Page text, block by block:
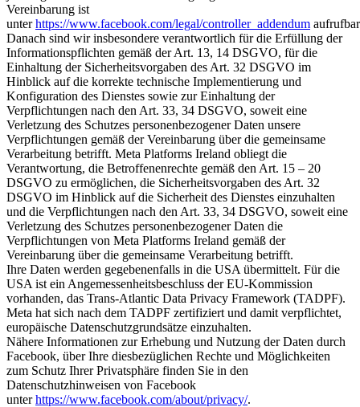
Vereinbarung ist
unterhttps://www.facebook.com/legal/controller_addendum
Danach sind wir insbesondere verantwortlich für die Erfüllung der
Informationspflichten gemäß der Art. 13, 14 DSGVO, für die
Einhaltung der Sicherheitsvorgaben des Art. 32 DSGVO im
Hinblick auf die korrekte technische Implementierung und
Konfiguration des Dienstes sowie zur Einhaltung der
Verpflichtungen nach den Art. 33, 34 DSGVO, soweit eine
Verletzung des Schutzes personenbezogener Daten unsere
Verpflichtungen gemäß der Vereinbarung über die gemeinsame
Verarbeitung betrifft. Meta Platforms Ireland obliegt die
Verantwortung, die Betroffenenrechte gemäß den Art. 15 – 20
DSGVO zu ermöglichen, die Sicherheitsvorgaben des Art. 32
DSGVO im Hinblick auf die Sicherheit des Dienstes einzuhalten
und die Verpflichtungen nach den Art. 33, 34 DSGVO, soweit eine
Verletzung des Schutzes personenbezogener Daten die
Verpflichtungen von Meta Platforms Ireland gemäß der
Vereinbarung über die gemeinsame Verarbeitung betrifft.
Ihre Daten werden gegebenenfalls in die USA übermittelt. Für die
USA ist ein Angemessenheitsbeschluss der EU-Kommission
vorhanden, das Trans-Atlantic Data Privacy Framework (TADPF).
Meta hat sich nach dem TADPF zertifiziert und damit verpflichtet,
europäische Datenschutzgrundsätze einzuhalten.
Nähere Informationen zur Erhebung und Nutzung der Daten durch
Facebook, über Ihre diesbezüglichen Rechte und Möglichkeiten
zum Schutz Ihrer Privatsphäre finden Sie in den
Datenschutzhinweisen von Facebook
unterhttps://www.facebook.com/about/privacy/.